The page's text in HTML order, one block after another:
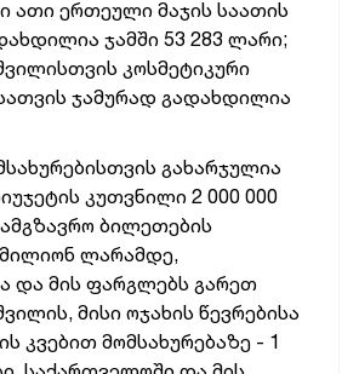
ათი ერთეული მაჯის საათის
ჯამში 53 283 ლარი;
კოსმეტიკური
ჯამურად გადახდილია
გახარჯულია
კუთვნილი 2 000 000
ბილეთების
მილიონ ლარამდე,
და მის ფარგლებს გარეთ
მისი ოჯახის წევრებისა
კვებით მომსახურებაზე - 1